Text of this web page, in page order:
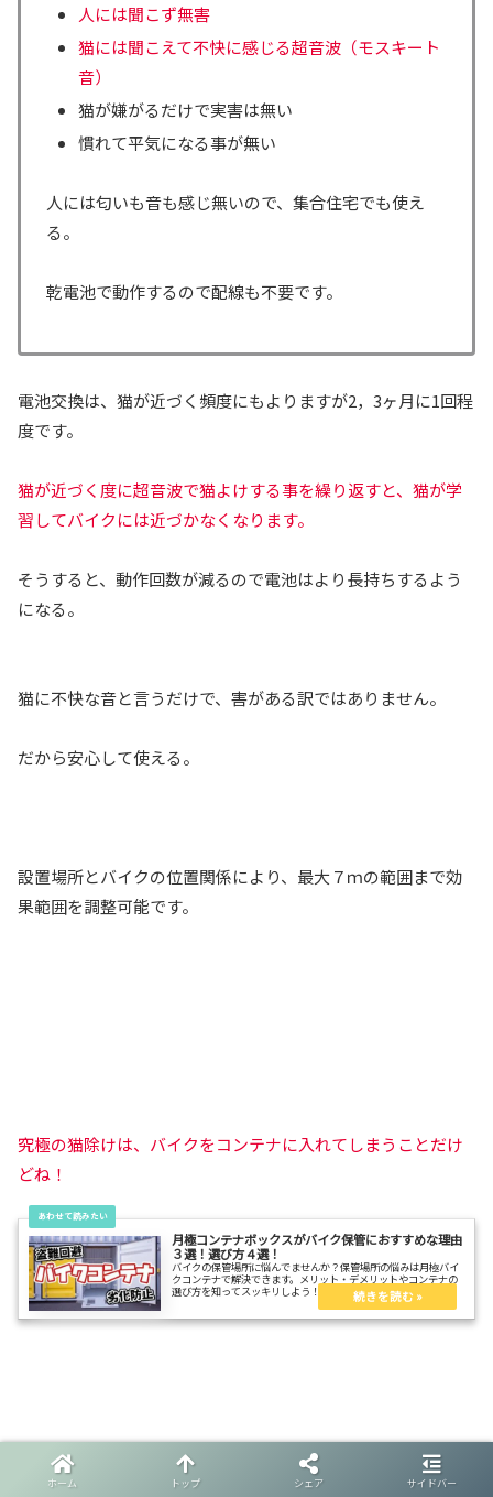
人には聞こず無害
猫には聞こえて不快に感じる超音波（モスキート
音）
猫が嫌がるだけで実害は無い
慣れて平気になる事が無い
人には匂いも音も感じ無いので、集合住宅でも使え
る。
乾電池で動作するので配線も不要です。
電池交換は、猫が近づく頻度にもよりますが2，3ヶ月に1回程
度です。
猫が近づく度に超音波で猫よけする事を繰り返すと、猫が学
習してバイクには近づかなくなります。
そうすると、動作回数が減るので電池はより長持ちするよう
になる。
猫に不快な音と言うだけで、害がある訳ではありません。
だから安心して使える。
設置場所とバイクの位置関係により、最大７ｍの範囲まで効
果範囲を調整可能です。
究極の猫除けは、バイクをコンテナに入れてしまうことだけ
どね！
月極コンテナボックスがバイク保管におすすめな理由
３選！選び方４選！
バイクの保管場所に悩んでませんか？保管場所の悩みは月極バイ
クコンテナで解決できます。メリット・デメリットやコンテナの
選び方を知ってスッキリしよう！
ホーム トップ シェア サイドバー